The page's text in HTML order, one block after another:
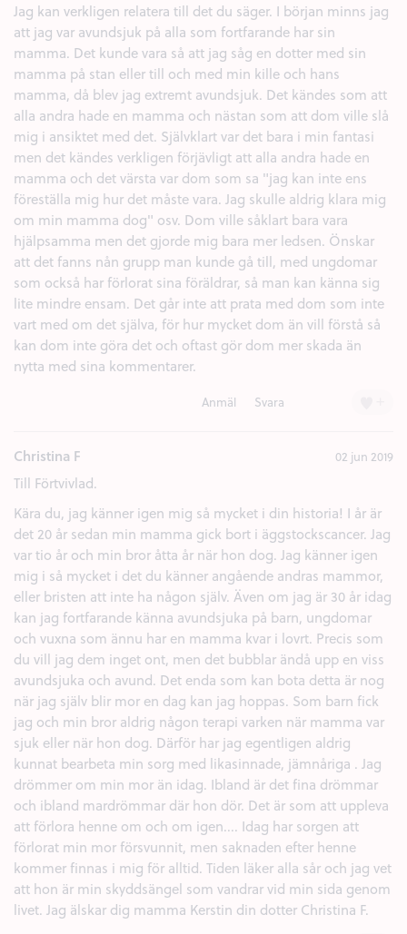
Jag kan verkligen relatera till det du säger. I början minns jag
att jag var avundsjuk på alla som fortfarande har sin
mamma. Det kunde vara så att jag såg en dotter med sin
mamma på stan eller till och med min kille och hans
mamma, då blev jag extremt avundsjuk. Det kändes som att
alla andra hade en mamma och nästan som att dom ville slå
mig i ansiktet med det. Självklart var det bara i min fantasi
men det kändes verkligen förjävligt att alla andra hade en
mamma och det värsta var dom som sa "jag kan inte ens
föreställa mig hur det måste vara. Jag skulle aldrig klara mig
om min mamma dog" osv. Dom ville såklart bara vara
hjälpsamma men det gjorde mig bara mer ledsen. Önskar
att det fanns nån grupp man kunde gå till, med ungdomar
som också har förlorat sina föräldrar, så man kan känna sig
lite mindre ensam. Det går inte att prata med dom som inte
vart med om det själva, för hur mycket dom än vill förstå så
kan dom inte göra det och oftast gör dom mer skada än
nytta med sina kommentarer.
Anmäl Svara
Christina F 02 jun 2019
Till Förtvivlad.
Kära du, jag känner igen mig så mycket i din historia! I år är
det 20 år sedan min mamma gick bort i äggstockscancer. Jag
var tio år och min bror åtta år när hon dog. Jag känner igen
mig i så mycket i det du känner angående andras mammor,
eller bristen att inte ha någon själv. Även om jag är 30 år idag
kan jag fortfarande känna avundsjuka på barn, ungdomar
och vuxna som ännu har en mamma kvar i lovrt. Precis som
du vill jag dem inget ont, men det bubblar ändå upp en viss
avundsjuka och avund. Det enda som kan bota detta är nog
när jag själv blir mor en dag kan jag hoppas. Som barn fick
jag och min bror aldrig någon terapi varken när mamma var
sjuk eller när hon dog. Därför har jag egentligen aldrig
kunnat bearbeta min sorg med likasinnade, jämnåriga . Jag
drömmer om min mor än idag. Ibland är det fina drömmar
och ibland mardrömmar där hon dör. Det är som att uppleva
att förlora henne om och om igen.... Idag har sorgen att
förlorat min mor försvunnit, men saknaden efter henne
kommer finnas i mig för alltid. Tiden läker alla sår och jag vet
att hon är min skyddsängel som vandrar vid min sida genom
livet. Jag älskar dig mamma Kerstin din dotter Christina F.